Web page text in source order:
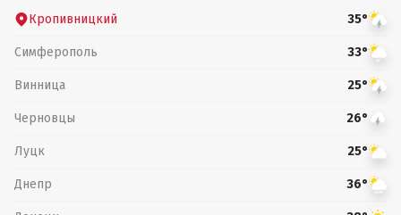
Кропивницкий 35°
Симферополь 33°
Винница 25°
Черновцы 26°
Луцк 25°
Днепр 36°